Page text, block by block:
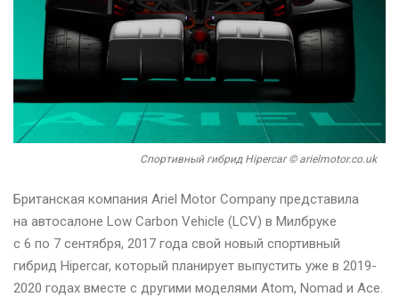
Cпортивный гибрид Hipercar © arielmotor.co.uk
Британская компания Ariel Motor Company представила
на автосалоне Low Carbon Vehicle (LCV) в Милбруке
с 6 по 7 сентября, 2017 года свой новый спортивный
гибрид Hipercar, который планирует выпустить уже в 2019-
2020 годах вместе с другими моделями Atom, Nomad и Ace.